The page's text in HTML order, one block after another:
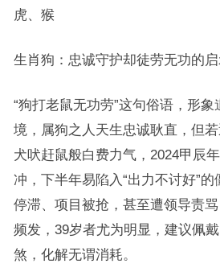
虎、猴
生肖狗：忠诚守护却徒劳无功的
“狗打老鼠无功劳”这句俗语，形象
境，属狗之人天生忠诚耿直，但
犬吠赶鼠般白费力气，2024甲辰
冲，下半年易陷入“出力不讨好”
停滞、项目被抢，甚至遭领导责
频发，39岁者尤为明显，建议佩
煞，化解无谓消耗。